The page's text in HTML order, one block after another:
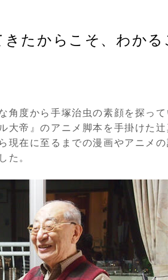
たからこそ、わかる
角度から手塚治虫の素顔を探っ
大帝』のアニメ脚本を手掛けた
現在に至るまでの漫画やアニメ
た。